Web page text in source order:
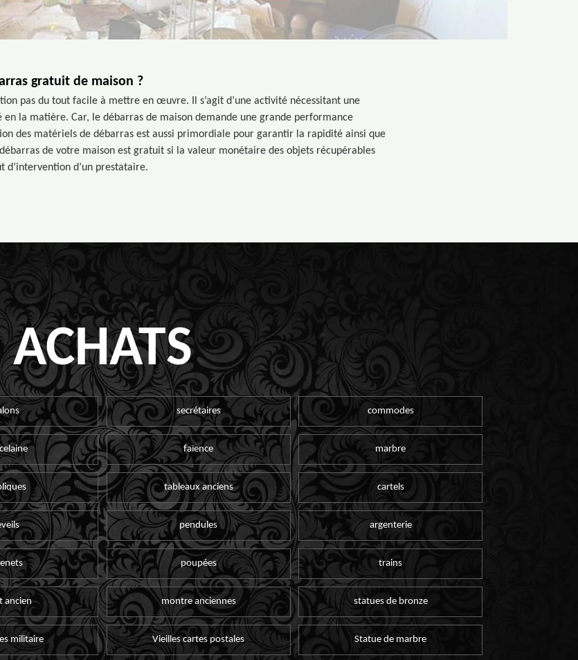
gratuit de maison ?
pas du tout facile à mettre en œuvre. Il s’agit d’une activité nécessitant une
la matière. Car, le débarras de maison demande une grande performance
des matériels de débarras est aussi primordiale pour garantir la rapidité ainsi que
de votre maison est gratuit si la valeur monétaire des objets récupérables
d’intervention d’un prestataire.
ACHATS
secrétaires commodes
faïence marbre
tableaux anciens cartels
pendules argenterie
poupées trains
ancien montre anciennes statues de bronze
militaire Vieilles cartes postales Statue de marbre